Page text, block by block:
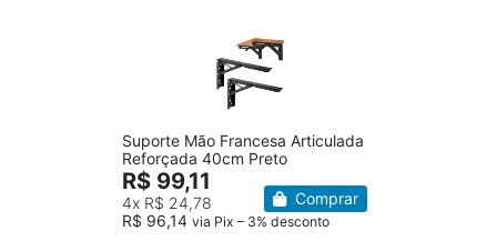
Suporte Mão Francesa Articulada
Reforçada 40cm Preto
R$ 99,11
4x R$ 24,78
R$ 96,14 via Pix – 3% desconto
Comprar